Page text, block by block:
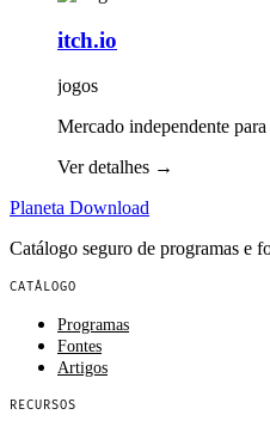
itch.io
jogos
Mercado independente
Ver detalhes →
Planeta Download
Catálogo seguro de programas e
CATÁLOGO
Programas
Fontes
Artigos
RECURSOS